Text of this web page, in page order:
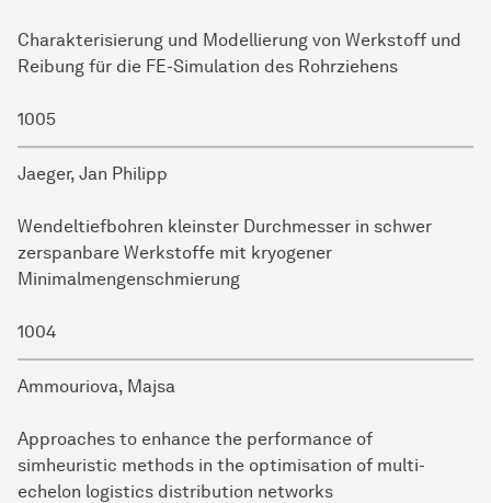
Charakterisierung und Modellierung von Werkstoff und
Reibung für die FE-Simulation des Rohrziehens
1005
Jaeger, Jan Philipp
Wendeltiefbohren kleinster Durchmesser in schwer
zerspanbare Werkstoffe mit kryogener
Minimalmengenschmierung
1004
Ammouriova, Majsa
Approaches to enhance the performance of
simheuristic methods in the optimisation of multi-
echelon logistics distribution networks